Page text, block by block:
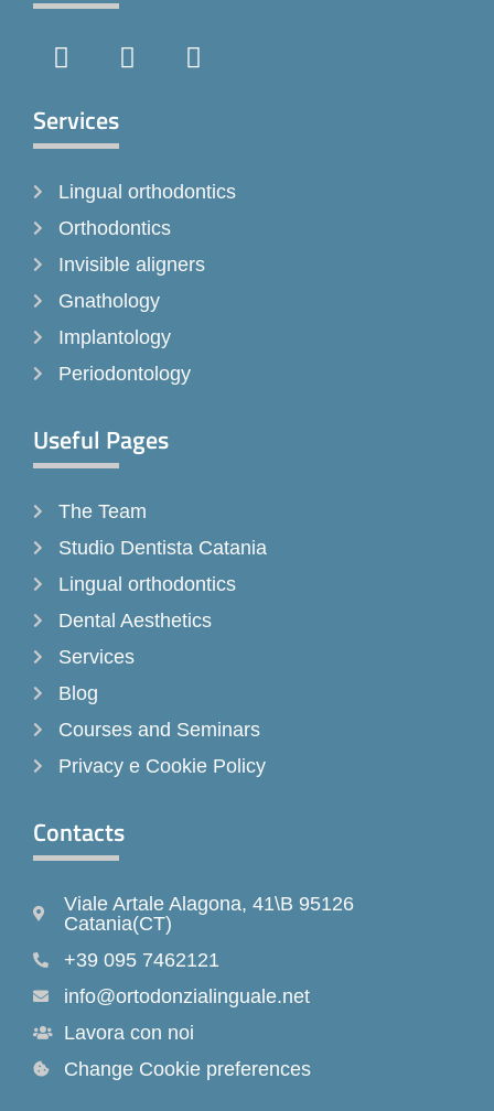
a
e
b
o
k
-
f
n
r
a
m
i
Services
Lingual orthodontics
Orthodontics
Invisible aligners
Gnathology
Implantology
Periodontology
Useful Pages
The Team
Studio Dentista Catania
Lingual orthodontics
Dental Aesthetics
Services
Blog
Courses and Seminars
Privacy e Cookie Policy
Contacts
Viale Artale Alagona, 41\B 95126
Catania(CT)
+39 095 7462121
info@ortodonzialinguale.net
Lavora con noi
Change Cookie preferences